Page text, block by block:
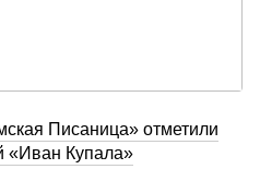
Писаница» отметили
«Иван Купала»